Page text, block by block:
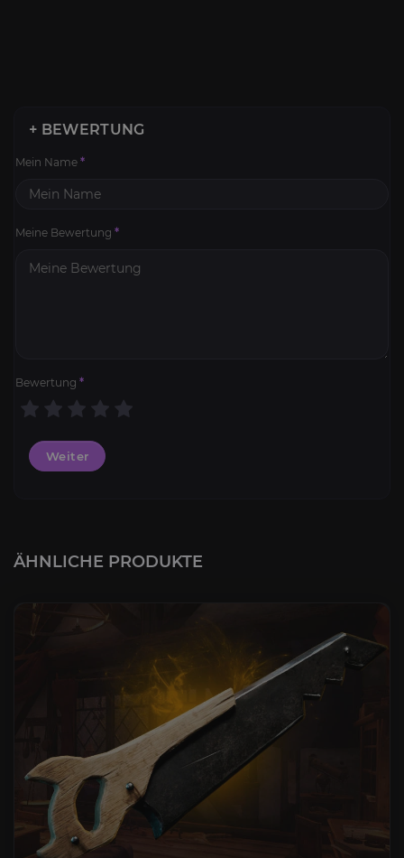
+ BEWERTUNG
Mein Name *
Meine Bewertung *
Bewertung *
Weiter
ÄHNLICHE PRODUKTE